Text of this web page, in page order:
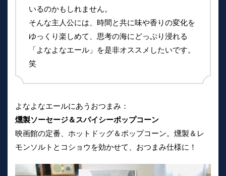
いるのかもしれません。
そんな主人公には、時間と共に味や香りの変化を
ゆっくり楽しめて、思考の海にどっぷり浸れる
「よなよなエール」を是非オススメしたいです。
笑
よなよなエールにあうおつまみ：
燻製ソーセージ＆スパイシーポップコーン
映画館の定番、ホットドッグ＆ポップコーン。燻製＆レ
モンソルトとコショウを効かせて、おつまみ仕様に！